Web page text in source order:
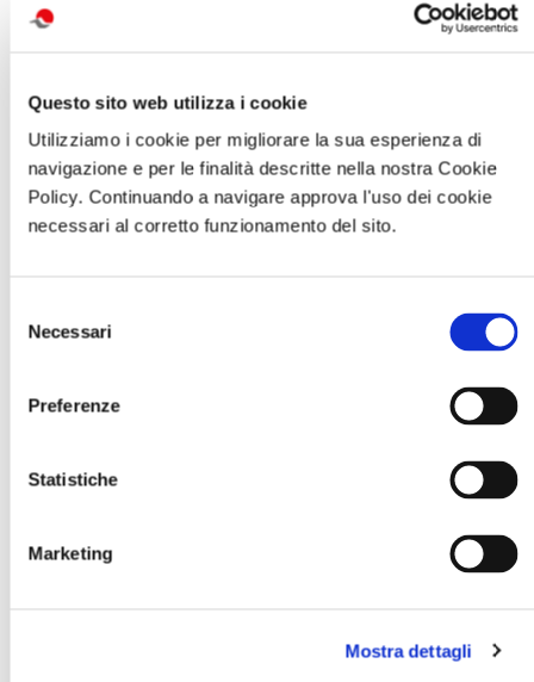
Questo sito web utilizza i cookie
Utilizziamo i cookie per migliorare la sua esperienza di
navigazione e per le finalità descritte nella nostra Cookie
Policy. Continuando a navigare approva l'uso dei cookie
necessari al corretto funzionamento del sito.
delNecessari
Preferenze
Statistiche
Marketing
Mostra dettagli